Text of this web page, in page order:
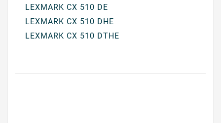
LEXMARK CX 510 DE
LEXMARK CX 510 DHE
LEXMARK CX 510 DTHE